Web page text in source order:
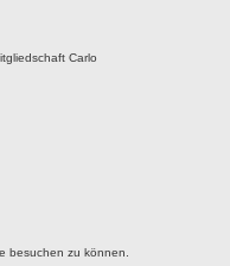
Carlo
besuchen zu können.